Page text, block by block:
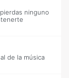
ninguno
de la música